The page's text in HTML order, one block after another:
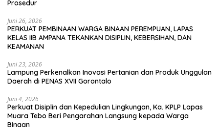
Prosedur
Juni 26, 2026
PERKUAT PEMBINAAN WARGA BINAAN PEREMPUAN, LAPAS
KELAS IIB AMPANA TEKANKAN DISIPLIN, KEBERSIHAN, DAN
KEAMANAN
Juni 23, 2026
Lampung Perkenalkan Inovasi Pertanian dan Produk Unggulan
Daerah di PENAS XVII Gorontalo
Juni 4, 2026
Perkuat Disiplin dan Kepedulian Lingkungan, Ka. KPLP Lapas
Muara Tebo Beri Pengarahan Langsung kepada Warga
Binaan